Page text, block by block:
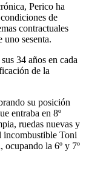
Perico ha
de
contractuales
sesenta.
34 años en cada
de la
su posición
entraba en 8º
ruedas nuevas y
incombustible Toni
ocupando la 6º y 7º